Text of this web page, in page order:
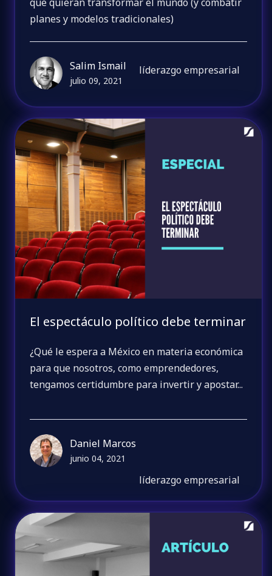
planes y modelos tradicionales)
Salim Ismail
julio 09, 2021
líderazgo empresarial
El espectáculo político debe terminar
¿Qué le espera a México en materia económica
para que nosotros, como emprendedores,
tengamos certidumbre para invertir y apostar...
Daniel Marcos
junio 04, 2021
líderazgo empresarial